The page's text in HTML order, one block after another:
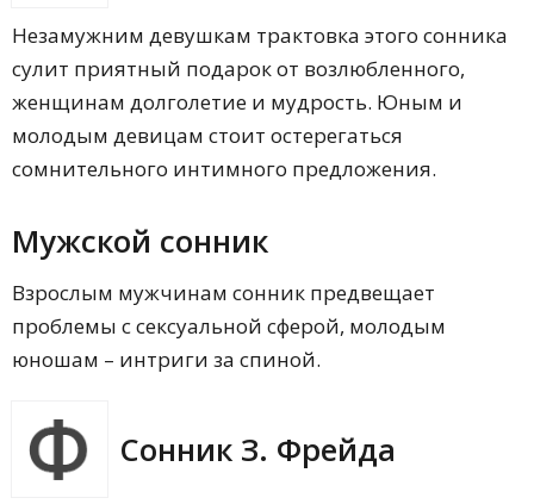
Незамужним девушкам трактовка этого сонника
сулит приятный подарок от возлюбленного,
женщинам долголетие и мудрость. Юным и
молодым девицам стоит остерегаться
сомнительного интимного предложения.
Мужской сонник
Взрослым мужчинам сонник предвещает
проблемы с сексуальной сферой, молодым
юношам – интриги за спиной.
Сонник З. Фрейда